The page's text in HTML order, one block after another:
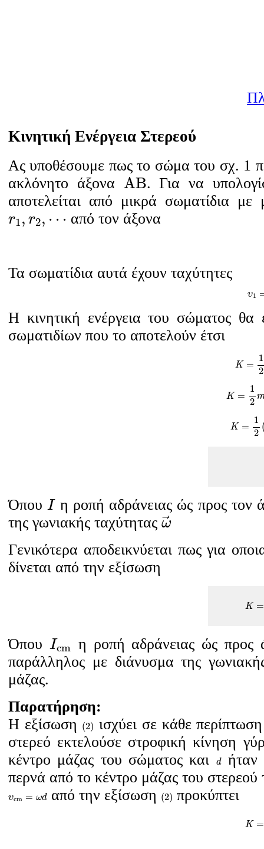
Κινητική Ενέργεια Στερεού
Ας υποθέσουμε πως το σώμα του σχ. 1
ακλόνητο άξονα AB
ΑΒ. Για να
αποτελείται από μικρά σωματίδια
r1, r2, ⋯
r1 r2, ⋯ από τον άξονα
Τα σωματίδια αυτά έχουν ταχύτητες
υ1 υ
H κινητική ενέργεια του σώματος θα
σωματιδίων που το αποτελούν έτσι
K =
1
2
12
K =
1
2
2
K =
1
2
1
ΌπουI
Iη ροπή αδράνειας ώς προς τον
της γωνιακής ταχύτητας ω
ω →
Γενικότερα αποδεικνύεται πως για
δίνεται από την εξίσωση
K =
Όπου Icm
Ic
η ροπή αδράνειας ώς προς
παράλληλος με διάνυσμα της
μάζας.
Παρατήρηση:
Η εξίσωση (2)
(2) ισχύει σε κάθε
στερεό εκτελούσε στροφική κίνηση
κέντρο μάζας του σώματος και
d
dήταν
περνά από το κέντρο μάζας του στερεού
υcm = ωd από την εξίσωση (2)
(2) προκύπτει
K =